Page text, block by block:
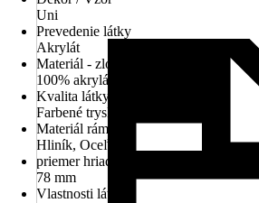
Uni
Prevedenie látky
Akrylát
Materiál - zloženie
100% akrylát
Kvalita látky
Farbené tryskou cca 280 g / m²
Materiál rámu
Hliník, Oceľ
priemer hriadeľa
78 mm
Vlastnosti látky